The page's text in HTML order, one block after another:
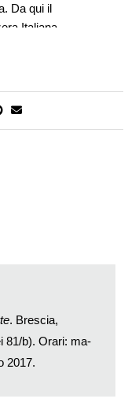
Da qui il
Italiana –
di Lugano e
– che hanno
la Fondazione
rapporto con molti
anche con
di Schwarz con
. Brescia,
81/b). Orari: ma-
2017.